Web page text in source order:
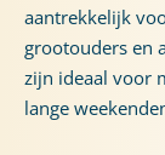
aantrekkelijk
grootouders en
zijn ideaal voor
lange